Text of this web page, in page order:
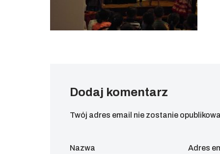
Dodaj komentarz
Twój adres email nie zostanie
Nazwa Adres